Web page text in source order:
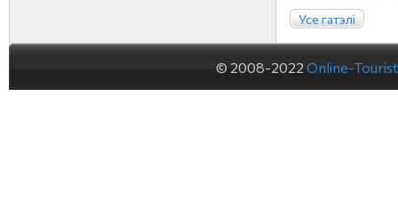
Усе гатэлі
© 2008-2022 Online-